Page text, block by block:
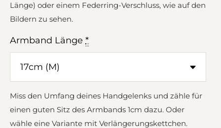
Länge) oder einem Federring-Verschluss, wie auf den
Bildern zu sehen.
Armband Länge *
Miss den Umfang deines Handgelenks und zähle für
einen guten Sitz des Armbands 1cm dazu. Oder
wähle eine Variante mit Verlängerungskettchen.